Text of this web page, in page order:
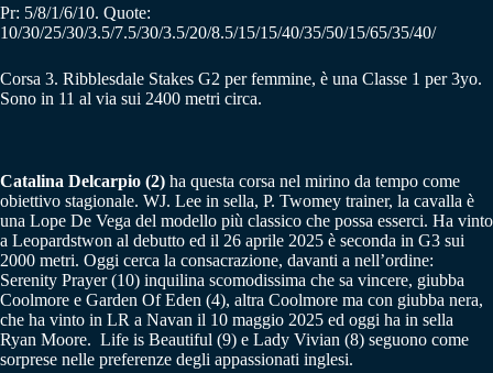
Pr: 5/8/1/6/10. Quote:
10/30/25/30/3.5/7.5/30/3.5/20/8.5/15/15/40/35/50/15/65/35/40/
Corsa 3. Ribblesdale Stakes G2 per femmine, è una Classe 1 per 3yo.
Sono in 11 al via sui 2400 metri circa.
Catalina Delcarpio (2) ha questa corsa nel mirino da tempo come
obiettivo stagionale. WJ. Lee in sella, P. Twomey trainer, la cavalla è
una Lope De Vega del modello più classico che possa esserci. Ha vinto
a Leopardstwon al debutto ed il 26 aprile 2025 è seconda in G3 sui
2000 metri. Oggi cerca la consacrazione, davanti a nell’ordine:
Serenity Prayer (10) inquilina scomodissima che sa vincere, giubba
Coolmore e Garden Of Eden (4), altra Coolmore ma con giubba nera,
che ha vinto in LR a Navan il 10 maggio 2025 ed oggi ha in sella
Ryan Moore. Life is Beautiful (9) e Lady Vivian (8) seguono come
sorprese nelle preferenze degli appassionati inglesi.